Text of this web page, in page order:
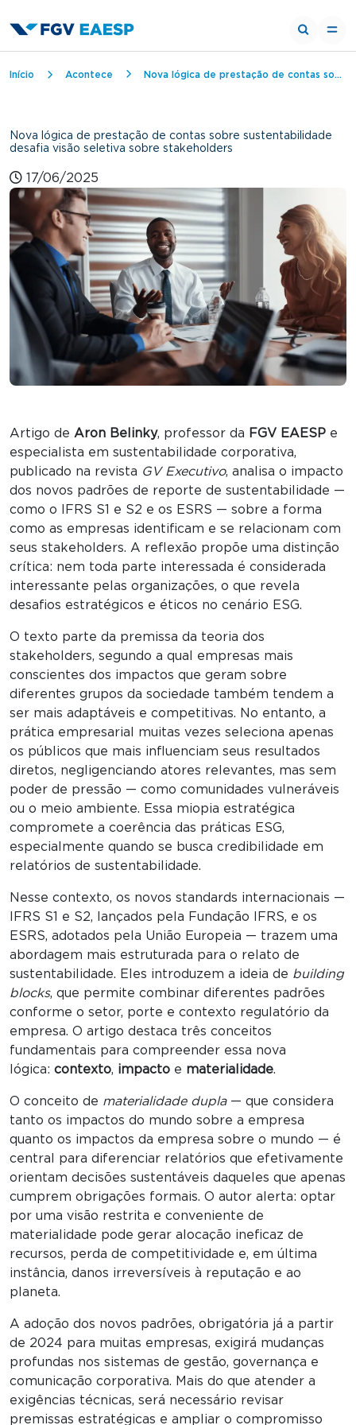
Trilha de navegação
Início Acontece Nova lógica de prestação de contas sobre sustentabilidade desafia visão seletiva sobre stakeholders
Nova lógica de prestação de contas sobre sustentabilidade
desafia visão seletiva sobre stakeholders
17/06/2025
Artigo de Aron Belinky, professor da FGV EAESP e
especialista em sustentabilidade corporativa,
publicado na revista GV Executivo, analisa o impacto
dos novos padrões de reporte de sustentabilidade —
como o IFRS S1 e S2 e os ESRS — sobre a forma
como as empresas identificam e se relacionam com
seus stakeholders. A reflexão propõe uma distinção
crítica: nem toda parte interessada é considerada
interessante pelas organizações, o que revela
desafios estratégicos e éticos no cenário ESG.
O texto parte da premissa da teoria dos
stakeholders, segundo a qual empresas mais
conscientes dos impactos que geram sobre
diferentes grupos da sociedade também tendem a
ser mais adaptáveis e competitivas. No entanto, a
prática empresarial muitas vezes seleciona apenas
os públicos que mais influenciam seus resultados
diretos, negligenciando atores relevantes, mas sem
poder de pressão — como comunidades vulneráveis
ou o meio ambiente. Essa miopia estratégica
compromete a coerência das práticas ESG,
especialmente quando se busca credibilidade em
relatórios de sustentabilidade.
Nesse contexto, os novos standards internacionais —
IFRS S1 e S2, lançados pela Fundação IFRS, e os
ESRS, adotados pela União Europeia — trazem uma
abordagem mais estruturada para o relato de
sustentabilidade. Eles introduzem a ideia de building
blocks, que permite combinar diferentes padrões
conforme o setor, porte e contexto regulatório da
empresa. O artigo destaca três conceitos
fundamentais para compreender essa nova
lógica: contexto, impacto e materialidade.
O conceito de materialidade dupla— que considera
tanto os impactos do mundo sobre a empresa
quanto os impactos da empresa sobre o mundo — é
central para diferenciar relatórios que efetivamente
orientam decisões sustentáveis daqueles que apenas
cumprem obrigações formais. O autor alerta: optar
por uma visão restrita e conveniente de
materialidade pode gerar alocação ineficaz de
recursos, perda de competitividade e, em última
instância, danos irreversíveis à reputação e ao
planeta.
A adoção dos novos padrões, obrigatória já a partir
de 2024 para muitas empresas, exigirá mudanças
profundas nos sistemas de gestão, governança e
comunicação corporativa. Mais do que atender a
exigências técnicas, será necessário revisar
premissas estratégicas e ampliar o compromisso